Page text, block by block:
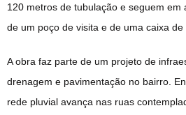
120 metros de tubulação e seguem em
de um poço de visita e de uma caixa de
A obra faz parte de um projeto de
drenagem e pavimentação no bairro.
rede pluvial avança nas ruas